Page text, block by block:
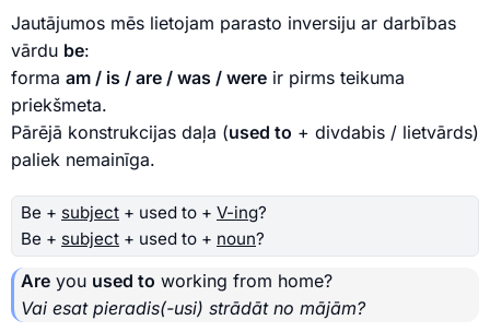
Jautājumos mēs lietojam parasto inversiju ar darbības
vārdu be:
forma am / is / are / was / were ir pirms teikuma
priekšmeta.
Pārējā konstrukcijas daļa (used to + divdabis / lietvārds)
paliek nemainīga.
Be + subject + used to + V-ing?
Be + subject + used to + noun?
Are you used to working from home?
Vai esat pieradis(-usi) strādāt no mājām?